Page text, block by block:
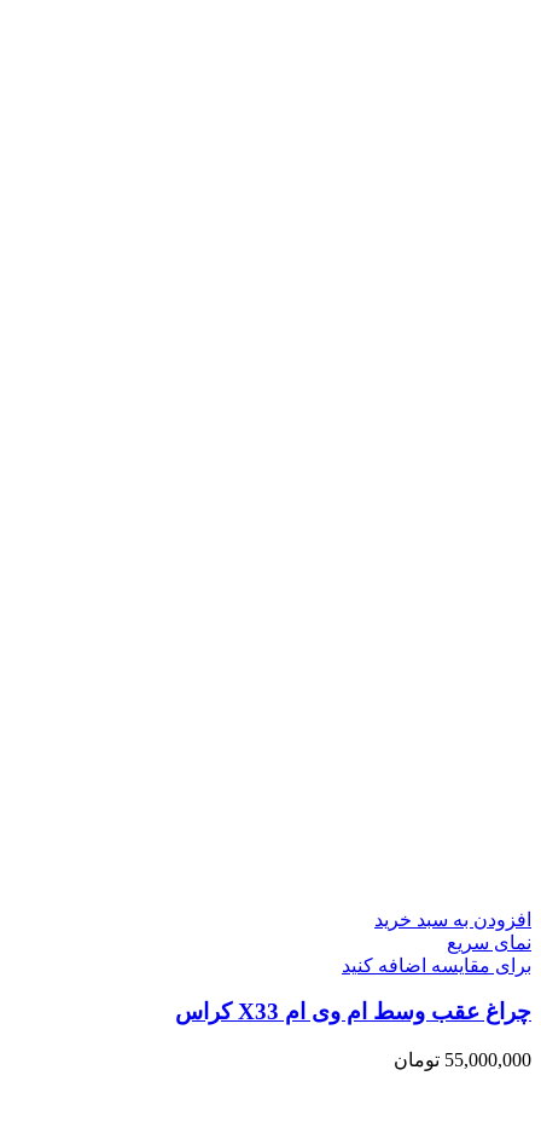
افزودن به سبد خرید
نمای سریع
برای مقایسه اضافه کنید
چراغ عقب وسط ام وی ام X33 کراس
55,000,000 تومان